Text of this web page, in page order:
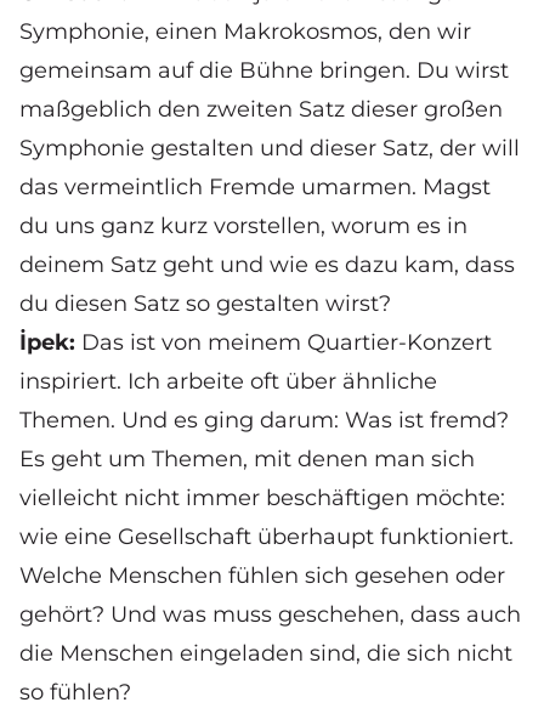
Symphonie, einen Makrokosmos, den wir
gemeinsam auf die Bühne bringen. Du wirst
maßgeblich den zweiten Satz dieser großen
Symphonie gestalten und dieser Satz, der will
das vermeintlich Fremde umarmen. Magst
du uns ganz kurz vorstellen, worum es in
deinem Satz geht und wie es dazu kam, dass
du diesen Satz so gestalten wirst?
İpek: Das ist von meinem Quartier-Konzert
inspiriert. Ich arbeite oft über ähnliche
Themen. Und es ging darum: Was ist fremd?
Es geht um Themen, mit denen man sich
vielleicht nicht immer beschäftigen möchte:
wie eine Gesellschaft überhaupt funktioniert.
Welche Menschen fühlen sich gesehen oder
gehört? Und was muss geschehen, dass auch
die Menschen eingeladen sind, die sich nicht
so fühlen?